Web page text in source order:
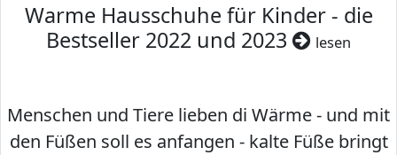
Warme Hausschuhe für Kinder - die
Bestseller 2022 und 2023
lesen
Menschen und Tiere lieben di Wärme - und mit
den Füßen soll es anfangen - kalte Füße bringt